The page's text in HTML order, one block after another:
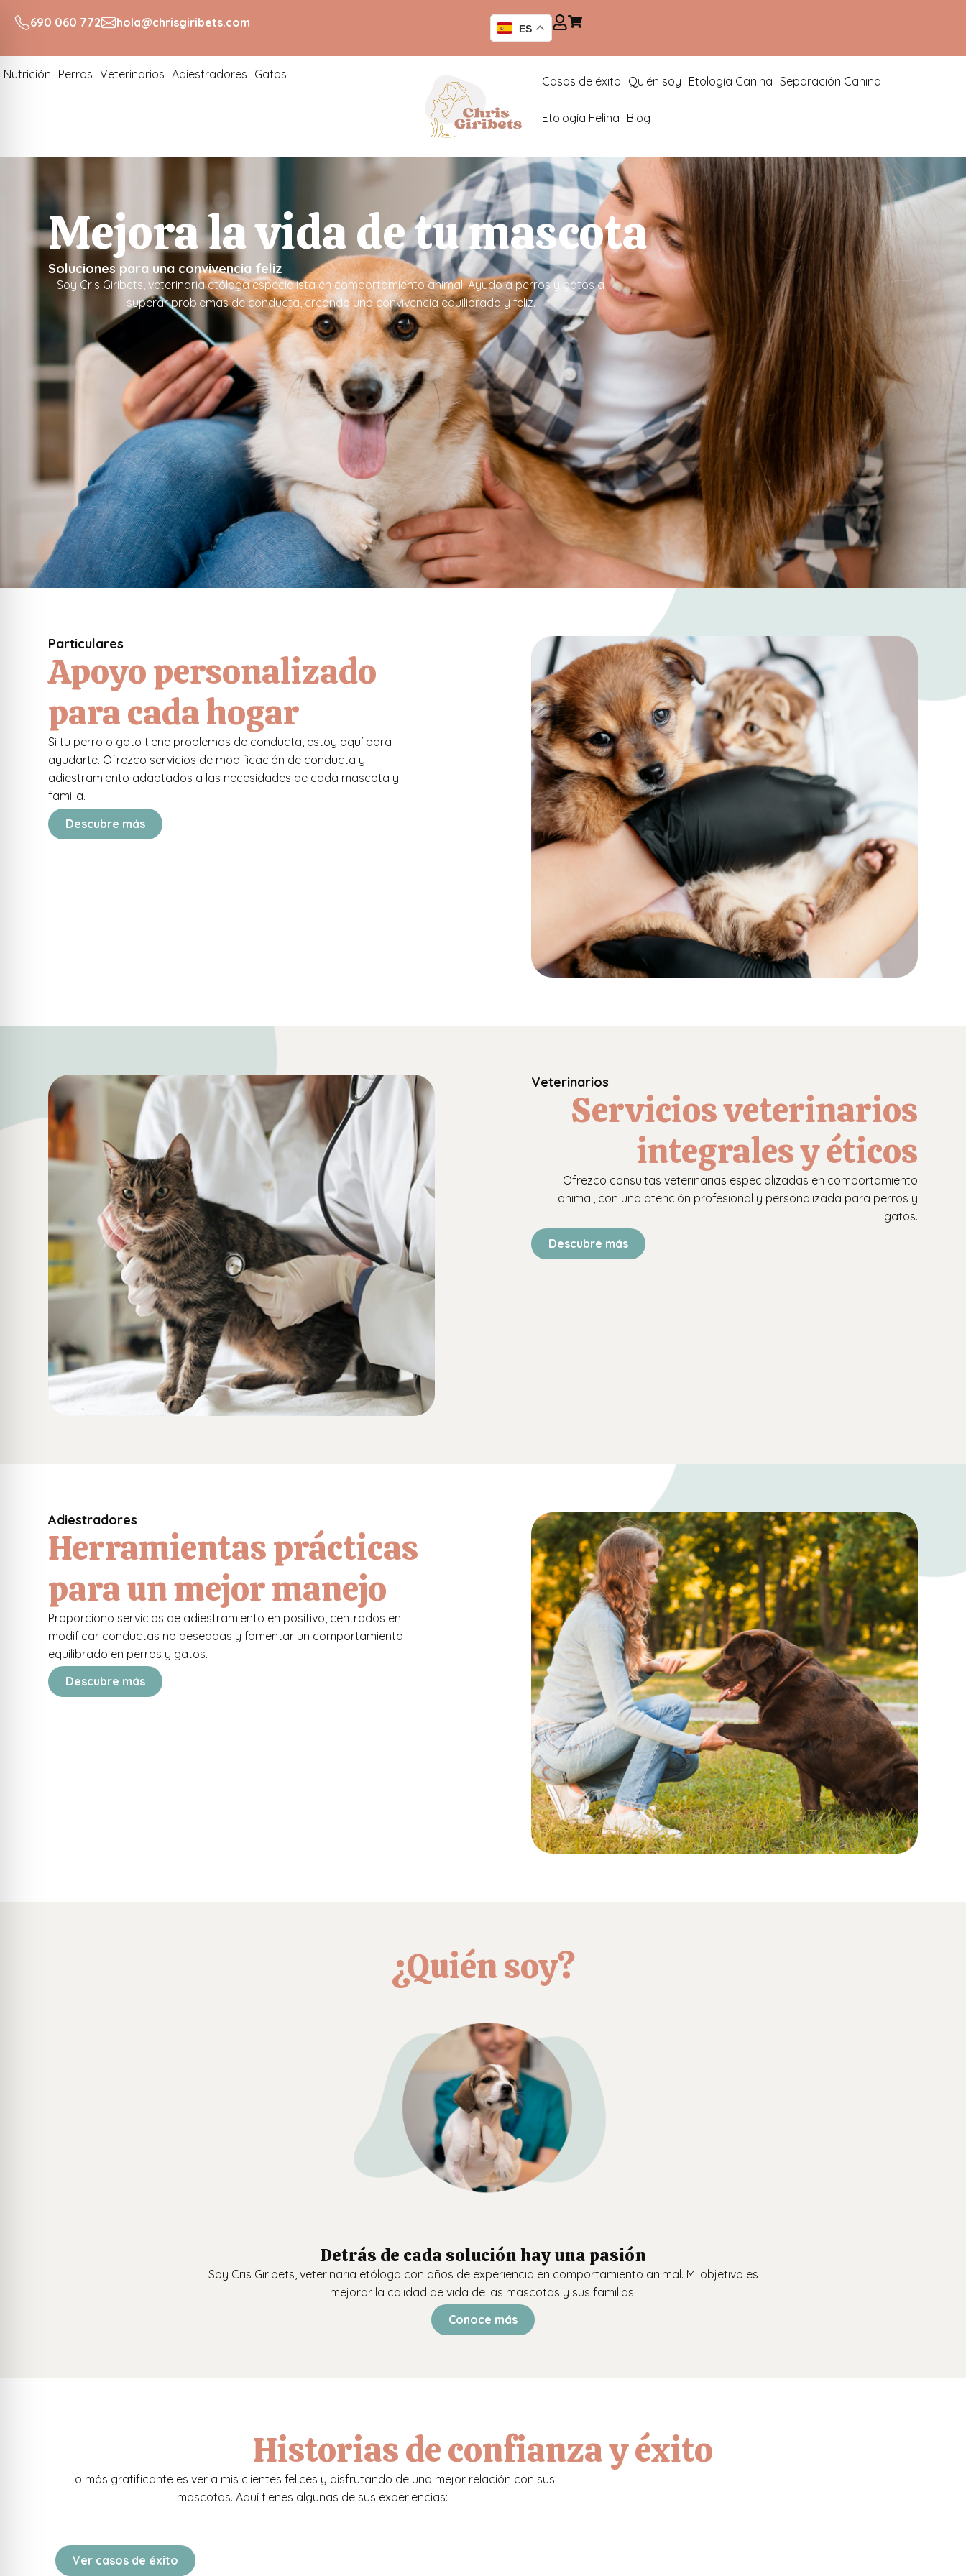
690 060 772 hola@chrisgiribets.com ES
Nutrición Perros Veterinarios Adiestradores Gatos Casos de éxito Quién soy Etología Canina Separación Canina
Etología Felina Blog
Mejora la vida de tu mascota
Soluciones para una convivencia feliz
Soy Cris Giribets, veterinaria etóloga especialista en comportamiento animal. Ayudo a perros y gatos a
superar problemas de conducta, creando una convivencia equilibrada y feliz.
Particulares
Apoyo personalizado
para cada hogar
Si tu perro o gato tiene problemas de conducta, estoy aquí para
ayudarte. Ofrezco servicios de modificación de conducta y
adiestramiento adaptados a las necesidades de cada mascota y
familia.
Descubre más
Veterinarios
Servicios veterinarios
integrales y éticos
Ofrezco consultas veterinarias especializadas en comportamiento
animal, con una atención profesional y personalizada para perros y
gatos.
Descubre más
Adiestradores
Herramientas prácticas
para un mejor manejo
Proporciono servicios de adiestramiento en positivo, centrados en
modificar conductas no deseadas y fomentar un comportamiento
equilibrado en perros y gatos.
Descubre más
¿Quién soy?
Detrás de cada solución hay una pasión
Soy Cris Giribets, veterinaria etóloga con años de experiencia en comportamiento animal. Mi objetivo es
mejorar la calidad de vida de las mascotas y sus familias.
Conoce más
Historias de confianza y éxito
Lo más gratificante es ver a mis clientes felices y disfrutando de una mejor relación con sus
mascotas. Aquí tienes algunas de sus experiencias:
Ver casos de éxito